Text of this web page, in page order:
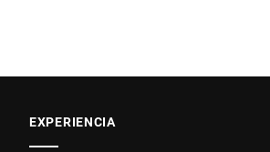
EXPERIENCIA